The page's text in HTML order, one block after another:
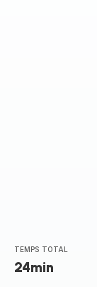
TEMPS TOTAL
24min